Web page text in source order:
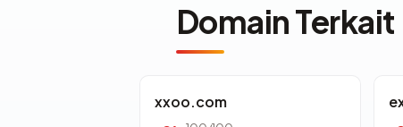
Domain Terkait
xxoo.com